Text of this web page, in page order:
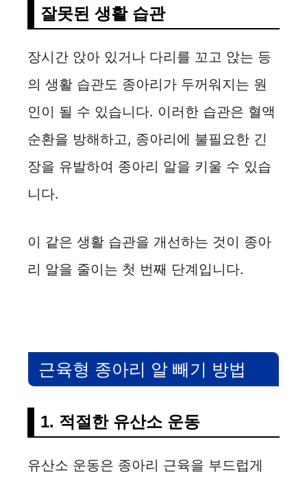
잘못된 생활 습관
장시간 앉아 있거나 다리를 꼬고 앉는 등
의 생활 습관도 종아리가 두꺼워지는 원
인이 될 수 있습니다. 이러한 습관은 혈액
순환을 방해하고, 종아리에 불필요한 긴
장을 유발하여 종아리 알을 키울 수 있습
니다.
이 같은 생활 습관을 개선하는 것이 종아
리 알을 줄이는 첫 번째 단계입니다.
근육형 종아리 알 빼기 방법
1. 적절한 유산소 운동
유산소 운동은 종아리 근육을 부드럽게